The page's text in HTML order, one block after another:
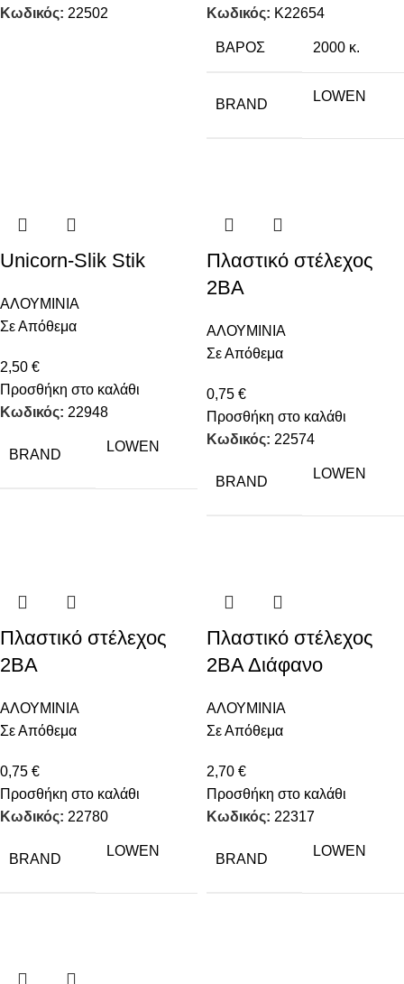
Κωδικός: 22502 Κωδικός: K22654
ΒΆΡΟΣ 2000 κ.
BRAND
LOWEN
Unicorn-Slik Stik
ΑΛΟΥΜΙΝΙΑ
Σε Απόθεμα
2,50 €
Προσθήκη στο καλάθι
Κωδικός: 22948
BRAND
LOWEN
Πλαστικό στέλεχος
2ΒΑ
ΑΛΟΥΜΙΝΙΑ
Σε Απόθεμα
0,75 €
Προσθήκη στο καλάθι
Κωδικός: 22574
BRAND
LOWEN
Πλαστικό στέλεχος
2ΒΑ
ΑΛΟΥΜΙΝΙΑ
Σε Απόθεμα
0,75 €
Προσθήκη στο καλάθι
Κωδικός: 22780
BRAND
LOWEN
Πλαστικό στέλεχος
2ΒΑ Διάφανο
ΑΛΟΥΜΙΝΙΑ
Σε Απόθεμα
2,70 €
Προσθήκη στο καλάθι
Κωδικός: 22317
BRAND
LOWEN